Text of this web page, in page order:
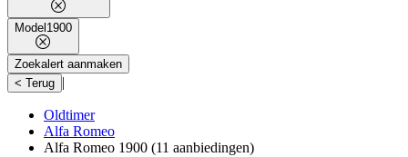
Model 1900
Zoekalert aanmaken
< Terug |
Oldtimer
Alfa Romeo
Alfa Romeo 1900 (11 aanbiedingen)